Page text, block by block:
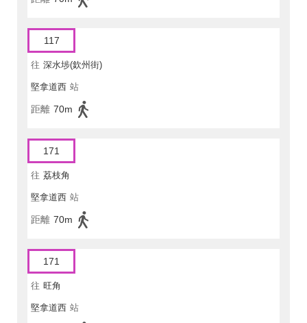
117
往 深水埗(欽州街)
堅拿道西 站
距離 70m
171
往 荔枝角
堅拿道西 站
距離 70m
171
往 旺角
堅拿道西 站